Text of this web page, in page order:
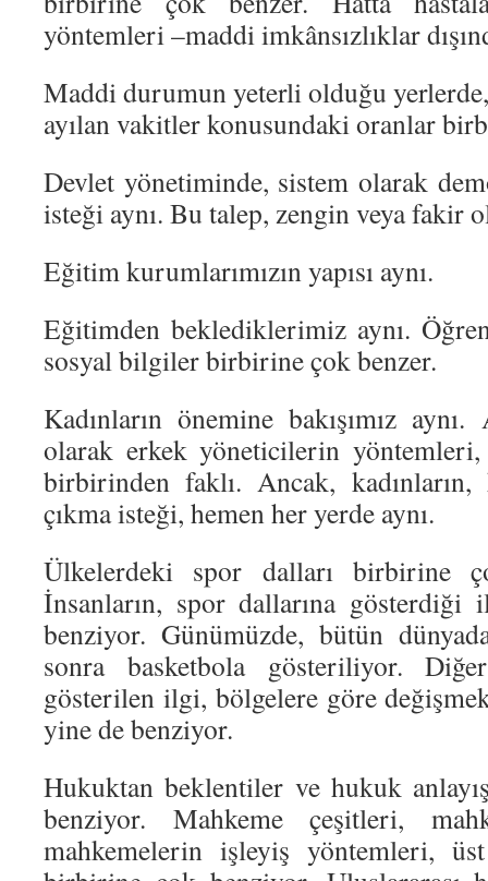
yöntemleri –maddi imkânsızlıklar
Maddi durumun yeterli olduğu yerlerde,
ayılan vakitler konusundaki oranlar
Devlet yönetiminde, sistem olarak
isteği aynı. Bu talep, zengin veya fakir
Eğitim kurumlarımızın yapısı aynı.
Eğitimden beklediklerimiz aynı.
sosyal bilgiler birbirine çok benzer.
Kadınların önemine bakışımız
olarak erkek yöneticilerin yöntemleri,
birbirinden faklı. Ancak, kadınların,
çıkma isteği, hemen her yerde aynı.
Ülkelerdeki spor dalları birbirine
İnsanların, spor dallarına
benziyor. Günümüzde, bütün
sonra basketbola gösteriliyor.
gösterilen ilgi, bölgelere göre
yine de benziyor.
Hukuktan beklentiler ve hukuk
benziyor. Mahkeme çeşitleri,
mahkemelerin işleyiş yöntemleri, üst